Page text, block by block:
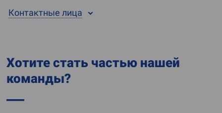
Контактные лица
Хотите стать частью нашей
команды?